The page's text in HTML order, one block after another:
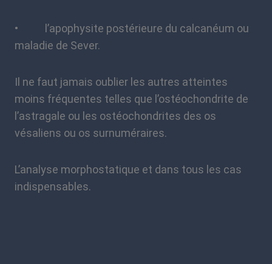
• l’apophysite postérieure du calcanéum ou
maladie de Sever.
Il ne faut jamais oublier les autres atteintes
moins fréquentes telles que l’ostéochondrite de
l’astragale ou les ostéochondrites des os
vésaliens ou os surnuméraires.
L’analyse morphostatique et dans tous les cas
indispensables.